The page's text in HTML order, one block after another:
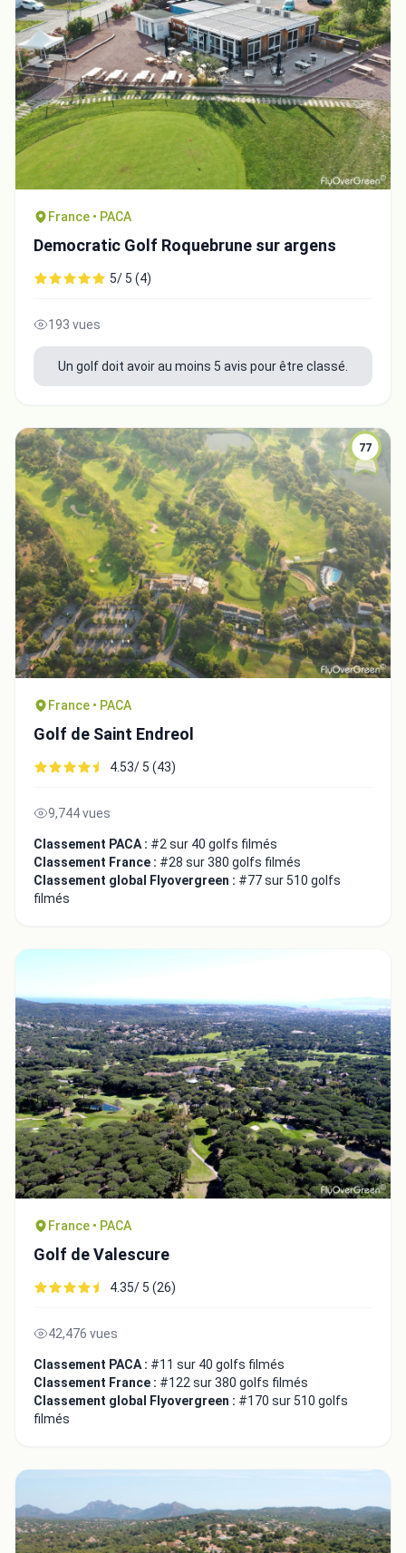
France • PACA
Democratic Golf Roquebrune sur argens
5/ 5 (4)
193 vues
Un golf doit avoir au moins 5 avis pour être classé.
77
France • PACA
Golf de Saint Endreol
4.53/ 5 (43)
9,744 vues
Classement PACA : #2 sur 40 golfs filmés
Classement France : #28 sur 380 golfs filmés
Classement global Flyovergreen : #77 sur 510 golfs
filmés
France • PACA
Golf de Valescure
4.35/ 5 (26)
42,476 vues
Classement PACA : #11 sur 40 golfs filmés
Classement France : #122 sur 380 golfs filmés
Classement global Flyovergreen : #170 sur 510 golfs
filmés
Intégrer la video
Copier dans le presse-papiers